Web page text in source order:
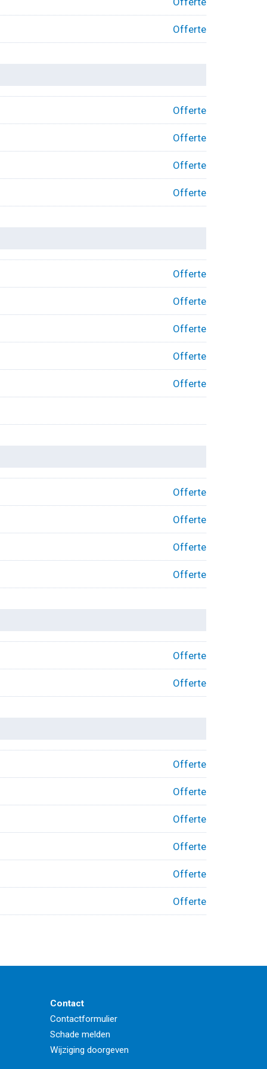
Offerte
Offerte
Offerte
Offerte
Offerte
Offerte
Offerte
Offerte
Offerte
Offerte
Offerte
Offerte
Offerte
Offerte
Offerte
Offerte
Offerte
Offerte
Offerte
Offerte
Offerte
Offerte
Contact
Contactformulier
Schade melden
Wijziging doorgeven